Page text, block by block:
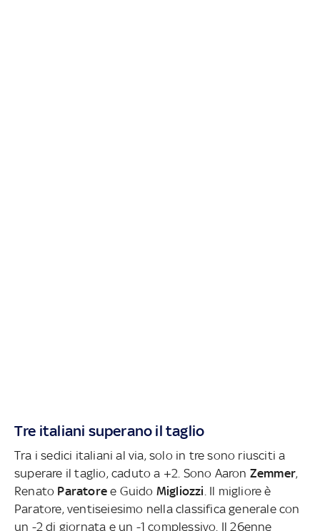
Tre italiani superano il taglio
Tra i sedici italiani al via, solo in tre sono riusciti a
superare il taglio, caduto a +2. Sono Aaron Zemmer,
Renato Paratoree Guido Migliozzi . Il migliore è
Paratore, ventiseiesimo nella classifica generale con
un -2 di giornata e un -1 complessivo. Il 26enne